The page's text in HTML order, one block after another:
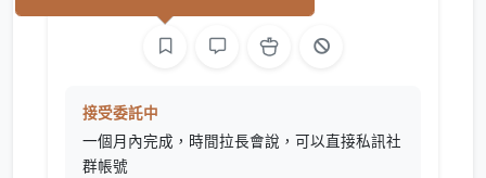
接受委託中
一個月內完成，時間拉長會說，可以直接私訊社
群帳號